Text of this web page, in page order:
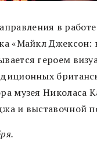
в
«Майкл Джексон:
героем
музея Николаса
и выставочной